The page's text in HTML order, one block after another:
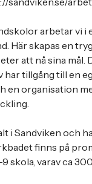
arbetar vi
Här skapas en
att nå sina
har tillgång till en
en organisation
i Sandviken och
finns på
skola, varav ca